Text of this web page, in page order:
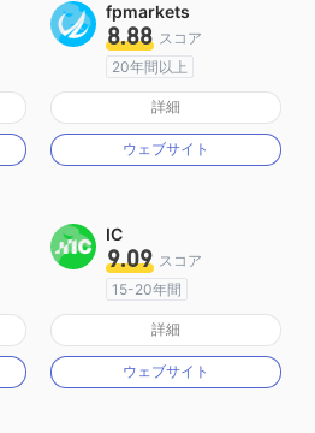
fpmarkets
8.88 スコア
20年間以上
オーストラリア規制
マーケットメイキングライセンス（MM）
MT4フルライセンス
詳細
ウェブサイト
IC
9.09 スコア
15-20年間
オーストラリア規制
マーケットメイキングライセンス（MM）
MT4フルライセンス
詳細
ウェブサイト